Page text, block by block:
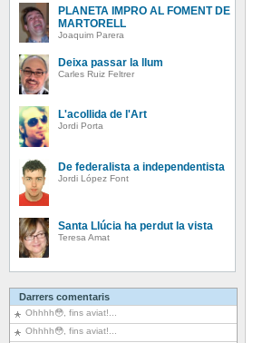
PLANETA IMPRO AL FOMENT DE
MARTORELL
Joaquim Parera
Deixa passar la llum
Carles Ruiz Feltrer
L'acollida de l'Art
Jordi Porta
De federalista a independentista
Jordi López Font
Santa Llúcia ha perdut la vista
Teresa Amat
Darrers comentaris
Ohhhh😳, fins aviat!...
Ohhhh😳, fins aviat!...